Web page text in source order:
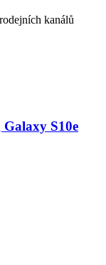
kanálů
S10e